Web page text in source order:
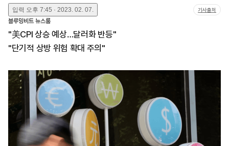
입력 오후 7:45 · 2023. 02. 07. 기사출처
블루밍비트 뉴스룸
"美CPI 상승 예상…달러화 반등"
"단기적 상방 위험 확대 주의"